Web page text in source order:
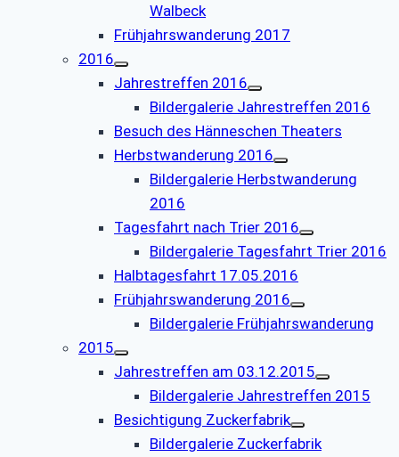
Walbeck
Frühjahrswanderung 2017
2016
Jahrestreffen 2016
Bildergalerie Jahrestreffen 2016
Besuch des Hänneschen Theaters
Herbstwanderung 2016
Bildergalerie Herbstwanderung
2016
Tagesfahrt nach Trier 2016
Bildergalerie Tagesfahrt Trier 2016
Halbtagesfahrt 17.05.2016
Frühjahrswanderung 2016
Bildergalerie Frühjahrswanderung
2015
Jahrestreffen am 03.12.2015
Bildergalerie Jahrestreffen 2015
Besichtigung Zuckerfabrik
Bildergalerie Zuckerfabrik